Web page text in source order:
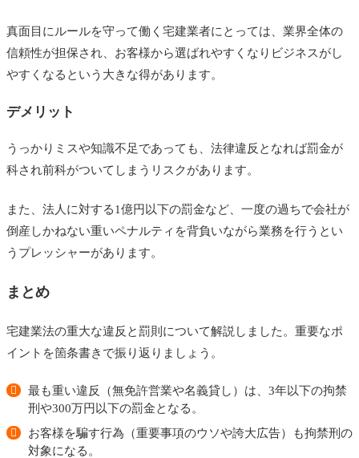
真面目にルールを守って働く宅建業者にとっては、業界全体の
信頼性が担保され、お客様から選ばれやすくなりビジネスがし
やすくなるという大きな得があります。
デメリット
うっかりミスや知識不足であっても、法律違反となれば罰金が
科され前科がついてしまうリスクがあります。
また、法人に対する1億円以下の罰金など、一度の過ちで会社が
倒産しかねない重いペナルティを背負いながら業務を行うとい
うプレッシャーがあります。
まとめ
宅建業法の重大な違反と罰則について解説しました。重要なポ
イントを箇条書きで振り返りましょう。
最も重い違反（無免許営業や名義貸し）は、3年以下の拘禁
刑や300万円以下の罰金となる。
お客様を騙す行為（重要事項のウソや誇大広告）も拘禁刑の
対象になる。